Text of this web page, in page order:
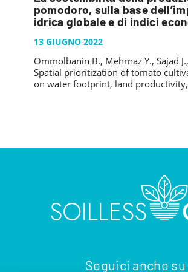
SYSMAN PROGETTI & SERVIZI
TASK 3.6
TASK 3.7
TASK 3.8
TASK 3.9
PUBBLICAZIONI
ARTICOLO DELLA SETTIMANA
RASSEGNA STAMPA
TESI DI LAUREA
GALLERY
VIDEO GALLERY
CONTATTI
pomodoro, sulla base
idrica globale e di indici
13 GIUGNO 2022
Ommolbanin B., Mehrnaz Y., Sajad
Spatial prioritization of tomato
on water footprint, land
Seguici anche su